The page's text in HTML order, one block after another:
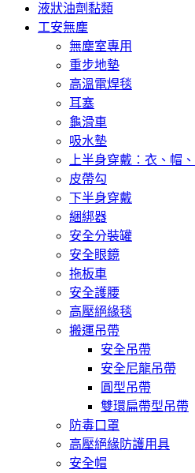
液狀油劑黏類
工安無塵
無塵室專用
重步地墊
高溫電焊毯
耳塞
龜滑車
吸水墊
上半身穿戴：衣、帽
皮帶勾
下半身穿戴
綑綁器
安全分裝罐
安全眼鏡
拖板車
安全護腰
高壓絕緣毯
搬運吊帶
安全吊帶
安全尼龍吊帶
圓型吊帶
雙環扁帶型吊帶
防毒口罩
高壓絕緣防護用具
安全帽